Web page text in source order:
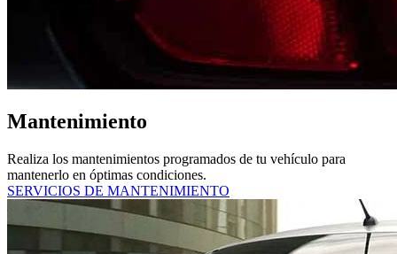
Mantenimiento
Realiza los mantenimientos programados de tu vehículo para
mantenerlo en óptimas condiciones.
SERVICIOS DE MANTENIMIENTO